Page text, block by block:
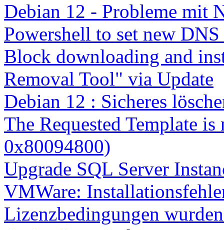
Debian 12 - Probleme mit
Powershell to set new
Block downloading and
Removal Tool" via Update
Debian 12 : Sicheres
The Requested Template
0x80094800)
Upgrade SQL Server
VMWare:
Lizenzbedingungen